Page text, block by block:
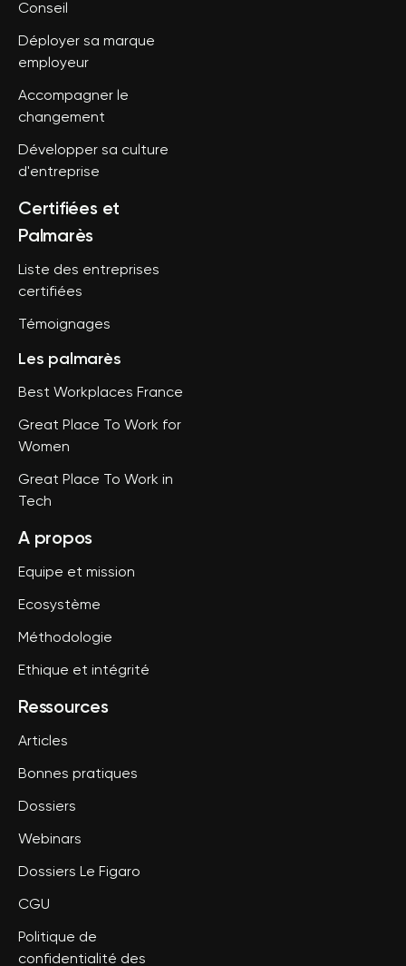
Conseil
Déployer sa marque
employeur
Accompagner le
changement
Développer sa culture
d'entreprise
Certifiées et
Palmarès
Liste des entreprises
certifiées
Témoignages
Les palmarès
Best Workplaces France
Great Place To Work for
Women
Great Place To Work in
Tech
A propos
Equipe et mission
Ecosystème
Méthodologie
Ethique et intégrité
Ressources
Articles
Bonnes pratiques
Dossiers
Webinars
Dossiers Le Figaro
CGU
Politique de
confidentialité des